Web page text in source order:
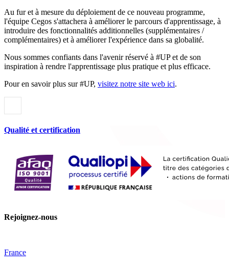
Au fur et à mesure du déploiement de ce nouveau programme,
l'équipe Cegos s'attachera à améliorer le parcours d'apprentissage, à
introduire des fonctionnalités additionnelles (supplémentaires /
complémentaires) et à améliorer l'expérience dans sa globalité.
Nous sommes confiants dans l'avenir réservé à #UP et de son
inspiration à rendre l'apprentissage plus pratique et plus efficace.
Pour en savoir plus sur #UP, visitez notre site web ici.
Qualité et certification
Rejoignez-nous
France